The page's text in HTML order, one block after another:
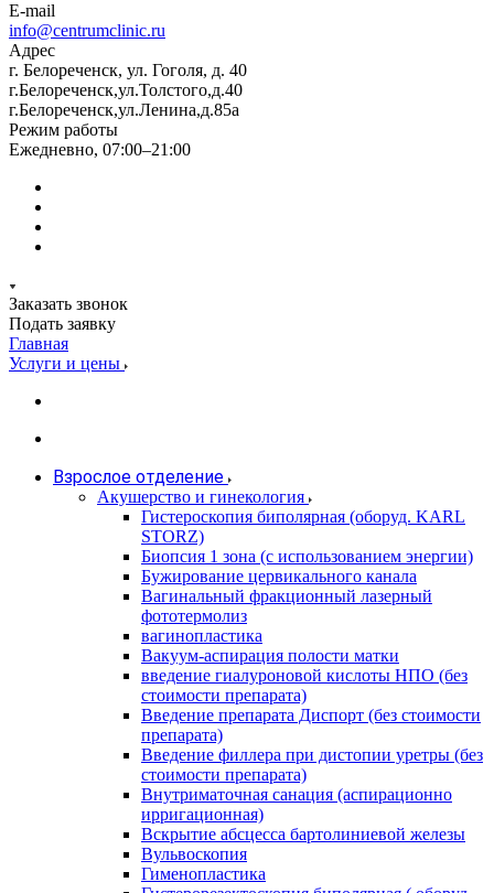
E-mail
info@centrumclinic.ru
Адрес
г. Белореченск, ул. Гоголя, д. 40
г.Белореченск,ул.Толстого,д.40
г.Белореченск,ул.Ленина,д.85а
Режим работы
Ежедневно, 07:00–21:00
Заказать звонок
Подать заявку
Главная
Услуги и цены
Взрослое отделение
Акушерство и гинекология
Гистероскопия биполярная (оборуд. KARL
STORZ)
Биопсия 1 зона (с использованием энергии)
Бужирование цервикального канала
Вагинальный фракционный лазерный
фототермолиз
вагинопластика
Вакуум-аспирация полости матки
введение гиалуроновой кислоты НПО (без
стоимости препарата)
Введение препарата Диспорт (без стоимости
препарата)
Введение филлера при дистопии уретры (без
стоимости препарата)
Внутриматочная санация (аспирационно
ирригационная)
Вскрытие абсцесса бартолиниевой железы
Вульвоскопия
Гименопластика